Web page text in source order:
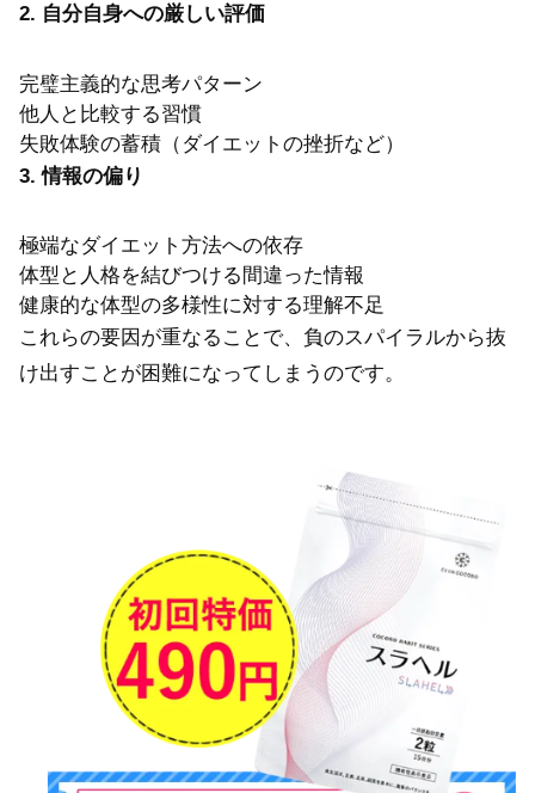
2. 自分自身への厳しい評価
完璧主義的な思考パターン
他人と比較する習慣
失敗体験の蓄積（ダイエットの挫折など）
3. 情報の偏り
極端なダイエット方法への依存
体型と人格を結びつける間違った情報
健康的な体型の多様性に対する理解不足
これらの要因が重なることで、負のスパイラルから抜
け出すことが困難になってしまうのです。